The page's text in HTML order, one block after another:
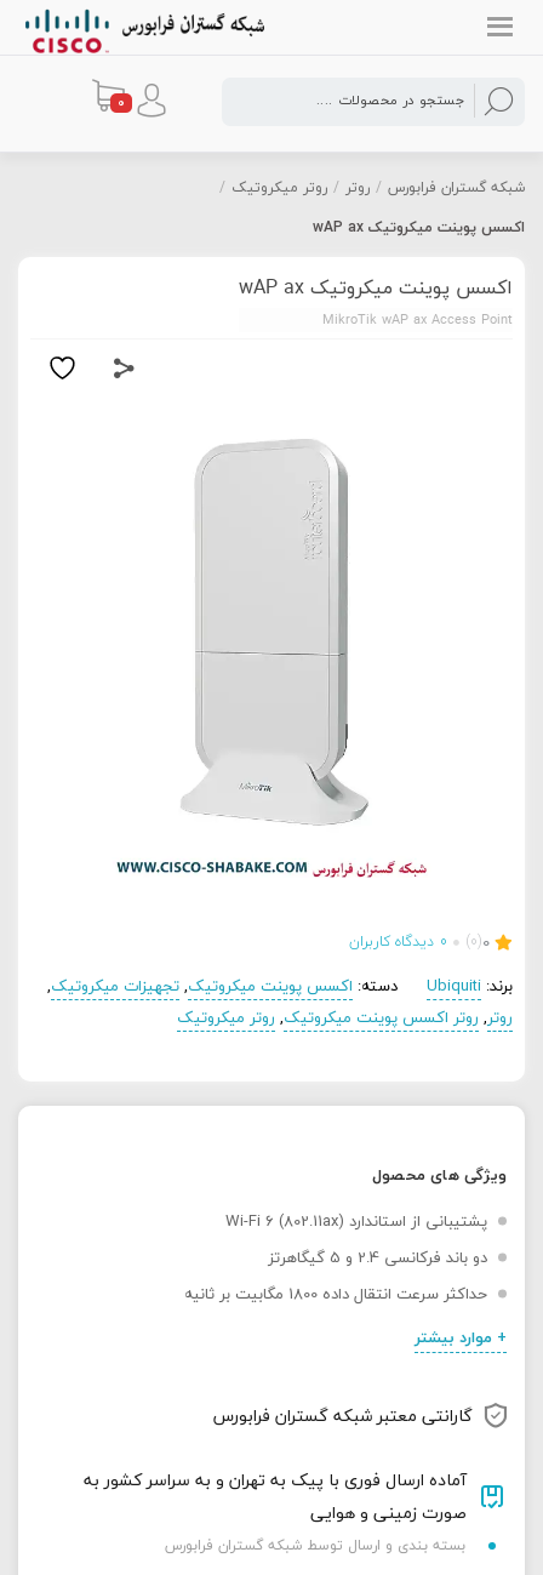
0
شبکه گستران فرابورس / روتر / روتر میکروتیک /
اکسس پوینت میکروتیک wAP ax
اکسس پوینت میکروتیک wAP ax
MikroTik wAP ax Access Point
0
(0)
0 دیدگاه کاربران
برند: Ubiquiti دسته: اکسس پوینت میکروتیک,تجهیزات میکروتیک,
روتر, روتر اکسس پوینت میکروتیک, روتر میکروتیک
ویژگی های محصول
پشتیبانی از استاندارد Wi-Fi 6 (802.11ax)
دو باند فرکانسی 2.4 و 5 گیگاهرتز
حداکثر سرعت انتقال داده 1800 مگابیت بر ثانیه
+ موارد بیشتر
گارانتی معتبر شبکه گستران فرابورس
آماده ارسال فوری با پیک به تهران و به سراسر کشور به
صورت زمینی و هوایی
بسته بندی و ارسال توسط شبکه گستران فرابورس